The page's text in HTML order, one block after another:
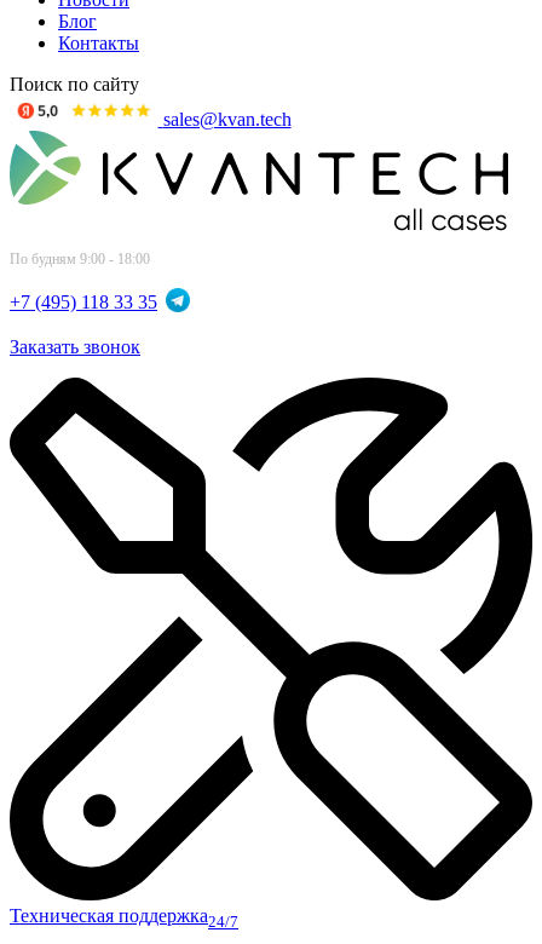
Блог
Контакты
Поиск по сайту
sales@kvan.tech
По будням 9:00 - 18:00
+7 (495) 118 33 35
Заказать звонок
Техническая поддержка24/7